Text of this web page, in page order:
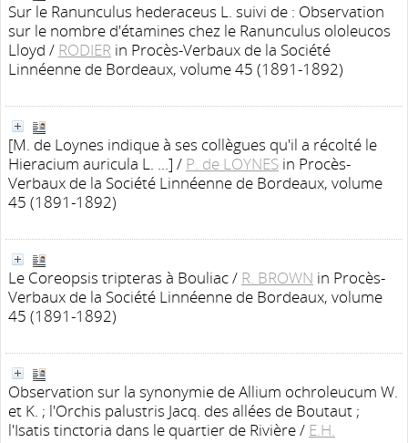
Sur le Ranunculus hederaceus L. suivi de : Observation
sur le nombre d'étamines chez le Ranunculus ololeucos
Lloyd / RODIER in Procès-Verbaux de la Société
Linnéenne de Bordeaux, volume 45 (1891-1892)
[M. de Loynes indique à ses collègues qu'il a récolté le
Hieracium auricula L. ...] / P. de LOYNES in Procès-
Verbaux de la Société Linnéenne de Bordeaux, volume
45 (1891-1892)
Le Coreopsis tripteras à Bouliac/ R. BROWN in Procès-
Verbaux de la Société Linnéenne de Bordeaux, volume
45 (1891-1892)
Observation sur la synonymie de Allium ochroleucum W.
et K. ; l'Orchis palustris Jacq. des allées de Boutaut ;
l'Isatis tinctoria dans le quartier de Rivière/ E.H.